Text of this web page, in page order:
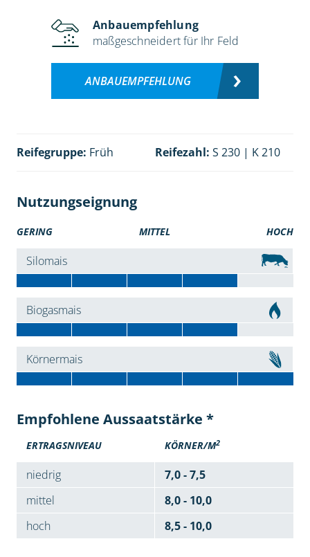
Anbauempfehlung
maßgeschneidert für Ihr Feld
ANBAUEMPFEHLUNG
Reifegruppe: Früh Reifezahl: S 230 | K 210
Nutzungseignung
GERING MITTEL HOCH
Silomais
Biogasmais
Körnermais
Empfohlene Aussaatstärke *
ERTRAGSNIVEAU KÖRNER/M2
niedrig
7,0 - 7,5
mittel
8,0 - 10,0
hoch
8,5 - 10,0